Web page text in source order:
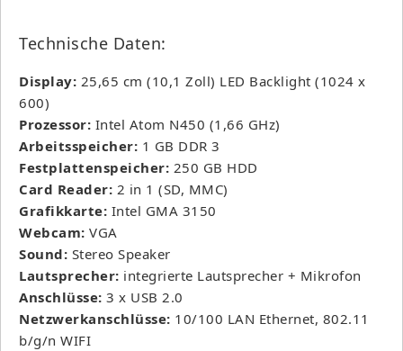
Technische Daten:
Display: 25,65 cm (10,1 Zoll) LED Backlight (1024 x
600)
Prozessor: Intel Atom N450 (1,66 GHz)
Arbeitsspeicher: 1 GB DDR 3
Festplattenspeicher: 250 GB HDD
Card Reader: 2 in 1 (SD, MMC)
Grafikkarte: Intel GMA 3150
Webcam: VGA
Sound: Stereo Speaker
Lautsprecher: integrierte Lautsprecher + Mikrofon
Anschlüsse: 3 x USB 2.0
Netzwerkanschlüsse: 10/100 LAN Ethernet, 802.11
b/g/n WIFI